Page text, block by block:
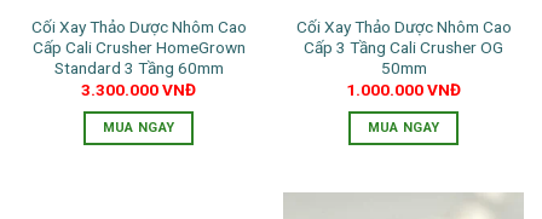
Cối Xay Thảo Dược Nhôm Cao
Cấp Cali Crusher HomeGrown
Standard 3 Tầng 60mm
3.300.000VNĐ
MUA NGAY
Cối Xay Thảo Dược Nhôm Cao
Cấp 3 Tầng Cali Crusher OG
50mm
1.000.000VNĐ
MUA NGAY